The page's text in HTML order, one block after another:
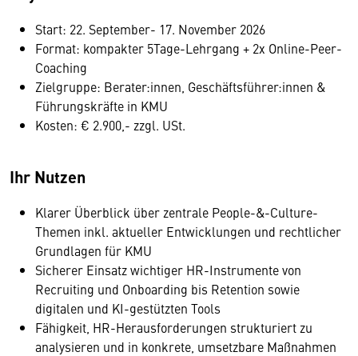
Start: 22. September- 17. November 2026
Format: kompakter 5Tage-Lehrgang + 2x Online-Peer-
Coaching
Zielgruppe: Berater:innen, Geschäftsführer:innen &
Führungskräfte in KMU
Kosten: € 2.900,- zzgl. USt.
Ihr Nutzen
Klarer Überblick über zentrale People-&-Culture-
Themen inkl. aktueller Entwicklungen und rechtlicher
Grundlagen für KMU
Sicherer Einsatz wichtiger HR-Instrumente von
Recruiting und Onboarding bis Retention sowie
digitalen und KI-gestützten Tools
Fähigkeit, HR-Herausforderungen strukturiert zu
analysieren und in konkrete, umsetzbare Maßnahmen